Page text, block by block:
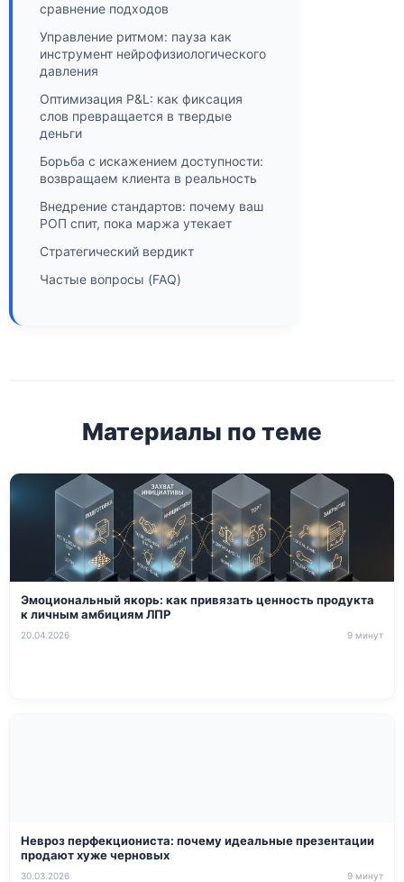
сравнение подходов
Управление ритмом: пауза как
инструмент нейрофизиологического
давления
Оптимизация P&L: как фиксация
слов превращается в твердые
деньги
Борьба с искажением доступности:
возвращаем клиента в реальность
Внедрение стандартов: почему ваш
РОП спит, пока маржа утекает
Стратегический вердикт
Частые вопросы (FAQ)
Материалы по теме
Эмоциональный якорь: как привязать ценность продукта
к личным амбициям ЛПР
20.04.2026 9 минут
Невроз перфекциониста: почему идеальные презентации
продают хуже черновых
30.03.2026 9 минут